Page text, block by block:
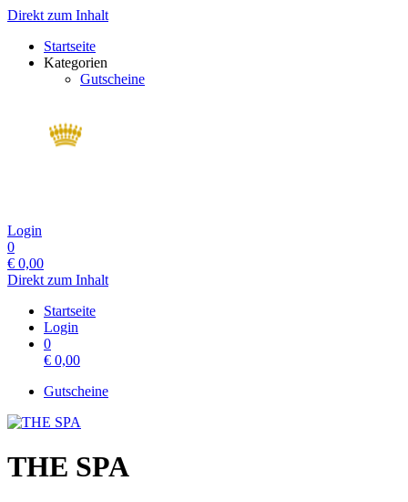
Direkt zum Inhalt
Startseite
Kategorien
Gutscheine
Login
0
€ 0,00
Direkt zum Inhalt
Startseite
Login
0
€ 0,00
Gutscheine
THE SPA